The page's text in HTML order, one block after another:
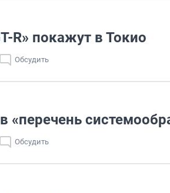
R» покажут в Токио
Обсудить
«перечень
Обсудить